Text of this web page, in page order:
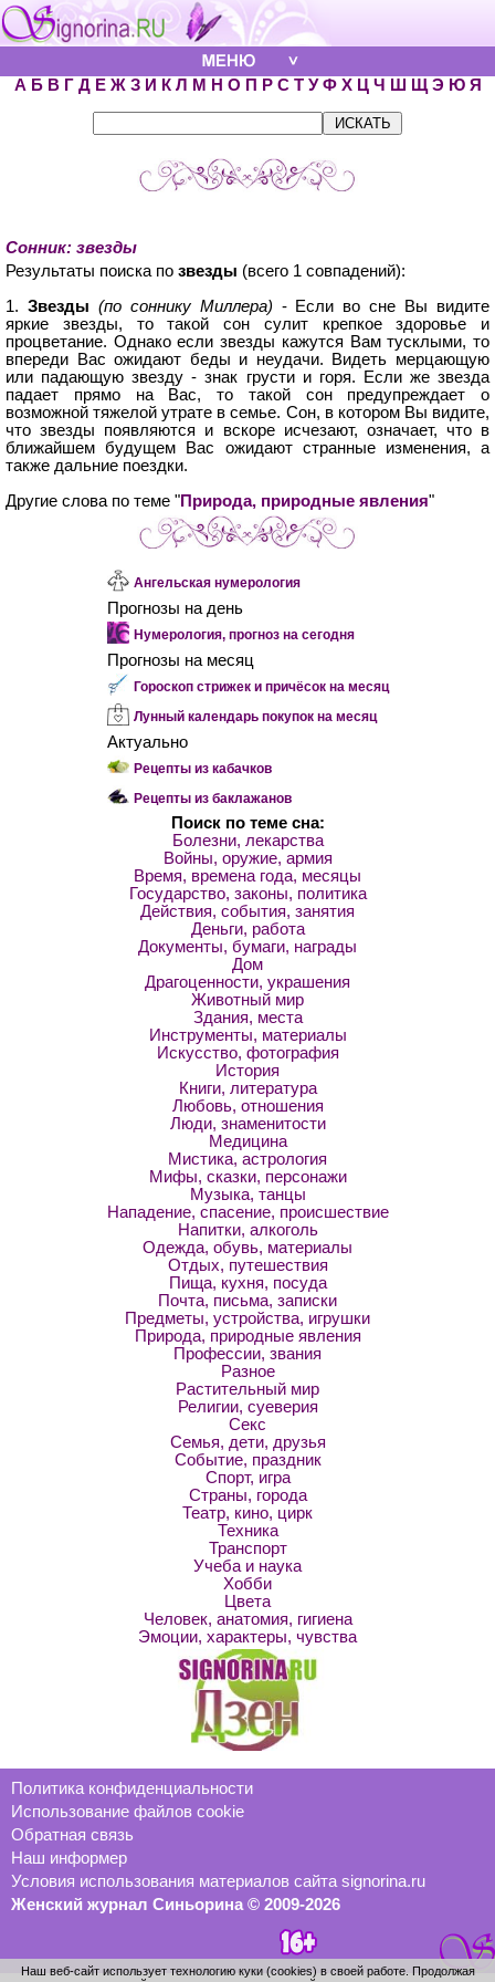
А Б В Г Д Е Ж З И К Л М Н О П Р С Т У Ф Х Ц Ч Ш Щ Э Ю Я
Сонник: звезды
Результаты поиска по звезды (всего 1 совпадений):
1. Звезды (по соннику Миллера) - Если во сне Вы видите
яркие звезды, то такой сон сулит крепкое здоровье и
процветание. Однако если звезды кажутся Вам тусклыми, то
впереди Вас ожидают беды и неудачи. Видеть мерцающую
или падающую звезду - знак грусти и горя. Если же звезда
падает прямо на Вас, то такой сон предупреждает о
возможной тяжелой утрате в семье. Сон, в котором Вы видите,
что звезды появляются и вскоре исчезают, означает, что в
ближайшем будущем Вас ожидают странные изменения, а
также дальние поездки.
Другие слова по теме "Природа, природные явления"
Ангельская нумерология
Прогнозы на день
Нумерология, прогноз на сегодня
Прогнозы на месяц
Гороскоп стрижек и причёсок на месяц
Лунный календарь покупок на месяц
Актуально
Рецепты из кабачков
Рецепты из баклажанов
Поиск по теме сна:
Болезни, лекарства
Войны, оружие, армия
Время, времена года, месяцы
Государство, законы, политика
Действия, события, занятия
Деньги, работа
Документы, бумаги, награды
Дом
Драгоценности, украшения
Животный мир
Здания, места
Инструменты, материалы
Искусство, фотография
История
Книги, литература
Любовь, отношения
Люди, знаменитости
Медицина
Мистика, астрология
Мифы, сказки, персонажи
Музыка, танцы
Нападение, спасение, происшествие
Напитки, алкоголь
Одежда, обувь, материалы
Отдых, путешествия
Пища, кухня, посуда
Почта, письма, записки
Предметы, устройства, игрушки
Природа, природные явления
Профессии, звания
Разное
Растительный мир
Религии, суеверия
Секс
Семья, дети, друзья
Событие, праздник
Спорт, игра
Страны, города
Театр, кино, цирк
Техника
Транспорт
Учеба и наука
Хобби
Цвета
Человек, анатомия, гигиена
Эмоции, характеры, чувства
Политика конфиденциальности
Использование файлов cookie
Обратная связь
Наш информер
Условия использования материалов сайта signorina.ru
Женский журнал Синьорина © 2009-2026
Наш веб-сайт использует технологию куки (cookies) в своей работе. Продолжая